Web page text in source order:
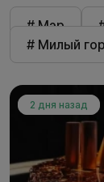
# Мэр
# Милый
2 дня назад